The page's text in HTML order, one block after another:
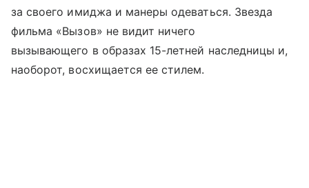
за своего имиджа и манеры одеваться. Звезда
фильма «Вызов» не видит ничего
вызывающего в образах 15-летней наследницы и,
наоборот, восхищается ее стилем.